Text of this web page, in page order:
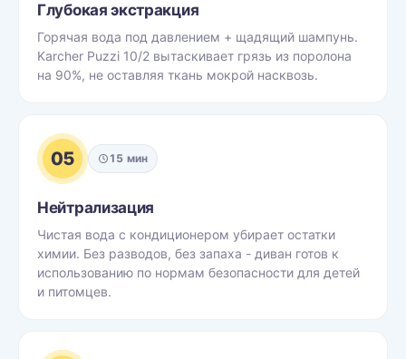
Глубокая экстракция
Горячая вода под давлением + щадящий шампунь.
Karcher Puzzi 10/2 вытаскивает грязь из поролона
на 90%, не оставляя ткань мокрой насквозь.
05 15 мин
Нейтрализация
Чистая вода с кондиционером убирает остатки
химии. Без разводов, без запаха - диван готов к
использованию по нормам безопасности для детей
и питомцев.